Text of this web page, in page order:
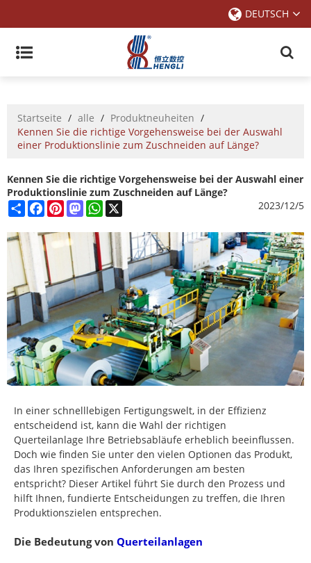
DEUTSCH
Startseite / alle / Produktneuheiten /
Kennen Sie die richtige Vorgehensweise bei der Auswahl
einer Produktionslinie zum Zuschneiden auf Länge?
Kennen Sie die richtige Vorgehensweise bei der Auswahl einer
Produktionslinie zum Zuschneiden auf Länge?
ShareFacebook
PinterestMastodonWhatsApp 2023/12/5
In einer schnelllebigen Fertigungswelt, in der Effizienz
entscheidend ist, kann die Wahl der richtigen
Querteilanlage Ihre Betriebsabläufe erheblich beeinflussen.
Doch wie finden Sie unter den vielen Optionen das Produkt,
das Ihren spezifischen Anforderungen am besten
entspricht? Dieser Artikel führt Sie durch den Prozess und
hilft Ihnen, fundierte Entscheidungen zu treffen, die Ihren
Produktionszielen entsprechen.
Die Bedeutung von Querteilanlagen